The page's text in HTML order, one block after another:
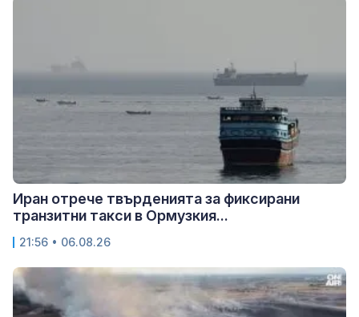
Иран отрече твърденията за фиксирани
транзитни такси в Ормузкия...
21:56 • 06.08.26